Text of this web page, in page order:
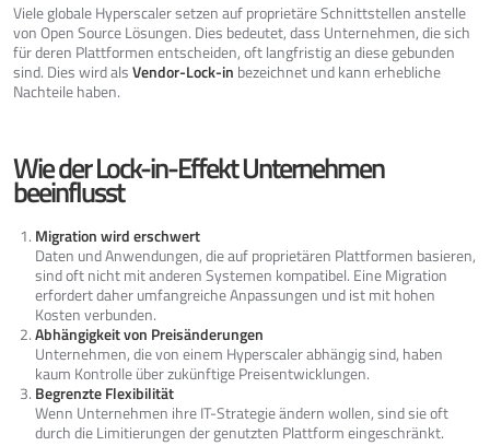
Viele globale Hyperscaler setzen auf proprietäre Schnittstellen anstelle
von Open Source Lösungen. Dies bedeutet, dass Unternehmen, die sich
für deren Plattformen entscheiden, oft langfristig an diese gebunden
sind. Dies wird alsVendor-Lock-in bezeichnet und kann erhebliche
Nachteile haben.
Wie der Lock-in-Effekt Unternehmen
beeinflusst
Migration wird erschwert
Daten und Anwendungen, die auf proprietären Plattformen basieren,
sind oft nicht mit anderen Systemen kompatibel. Eine Migration
erfordert daher umfangreiche Anpassungen und ist mit hohen
Kosten verbunden.
Abhängigkeit von Preisänderungen
Unternehmen, die von einem Hyperscaler abhängig sind, haben
kaum Kontrolle über zukünftige Preisentwicklungen.
Begrenzte Flexibilität
Wenn Unternehmen ihre IT-Strategie ändern wollen, sind sie oft
durch die Limitierungen der genutzten Plattform eingeschränkt.